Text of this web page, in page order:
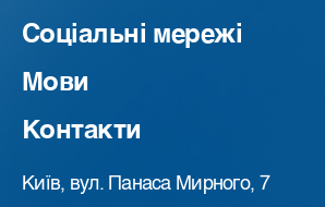
Соціальні мережі
Мови
Контакти
Київ, вул. Панаса Мирного, 7